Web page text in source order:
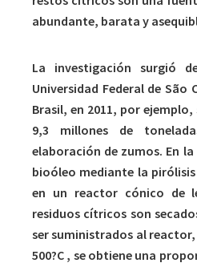
abundante, barata y
La investigación surgió
Universidad Federal de São
Brasil, en 2011, por
9,3 millones de
elaboración de zumos. En la
bioóleo mediante la
en un reactor cónico de
residuos cítricos son
ser suministrados al
500?C , se obtiene una